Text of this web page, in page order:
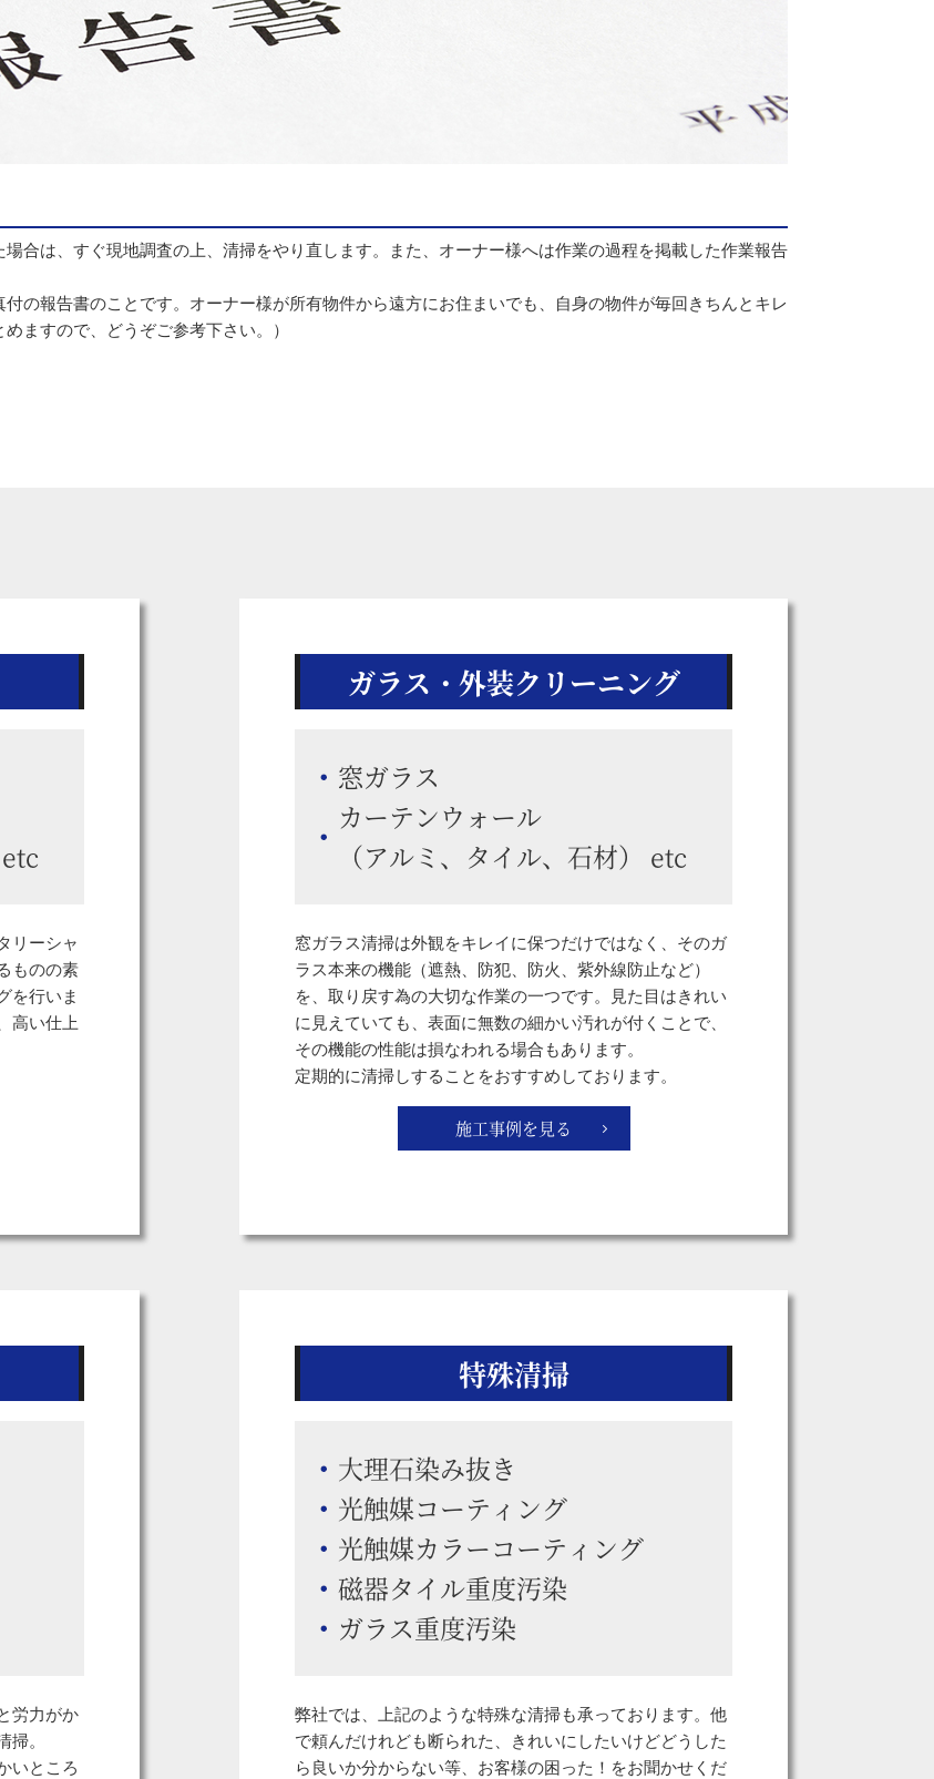
合は、すぐ現地調査の上、清掃をやり直します。また、オーナー様へは作業の過程を掲載した作業報告
の報告書のことです。オーナー様が所有物件から遠方にお住まいでも、自身の物件が毎回きちんとキレ
ますので、どうぞご参考下さい。）
リーシャ
ものの素
を行いま
高い仕上
ガラス・外装クリーニング
窓ガラス
カーテンウォール
（アルミ、タイル、石材） etc
窓ガラス清掃は外観をキレイに保つだけではなく、そのガ
ラス本来の機能（遮熱、防犯、防火、紫外線防止など）
を、取り戻す為の大切な作業の一つです。見た目はきれい
に見えていても、表面に無数の細かい汚れが付くことで、
その機能の性能は損なわれる場合もあります。
定期的に清掃しすることをおすすめしております。
施工事例を見る
労力がか
掃。
いところ
特殊清掃
大理石染み抜き
光触媒コーティング
光触媒カラーコーティング
磁器タイル重度汚染
ガラス重度汚染
弊社では、上記のような特殊な清掃も承っております。他
で頼んだけれども断られた、きれいにしたいけどどうした
ら良いか分からない等、お客様の困った！をお聞かせくだ